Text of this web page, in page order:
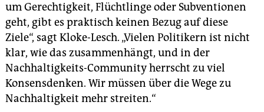
um Gerechtigkeit, Flüchtlinge oder Subventionen
geht, gibt es praktisch keinen Bezug auf diese
Ziele“, sagt Kloke-Lesch. „Vielen Politikern ist nicht
klar, wie das zusammenhängt, und in der
Nachhaltigkeits-Community herrscht zu viel
Konsensdenken. Wir müssen über die Wege zu
Nachhaltigkeit mehr streiten.“